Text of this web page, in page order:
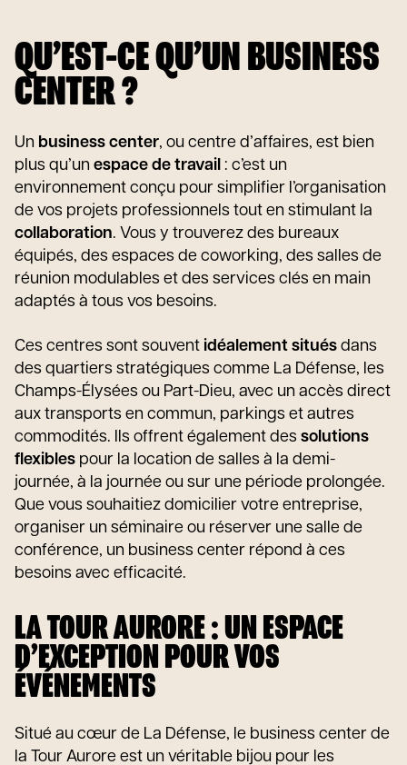
QU’EST-CE QU’UN BUSINESS
CENTER ?
Un business center, ou centre d’affaires, est bien
plus qu’un espace de travail : c’est un
environnement conçu pour simplifier l’organisation
de vos projets professionnels tout en stimulant la
collaboration. Vous y trouverez des bureaux
équipés, des espaces de coworking, des salles de
réunion modulables et des services clés en main
adaptés à tous vos besoins.
Ces centres sont souvent idéalement situés dans
des quartiers stratégiques comme La Défense, les
Champs-Élysées ou Part-Dieu, avec un accès direct
aux transports en commun, parkings et autres
commodités. Ils offrent également des solutions
flexibles pour la location de salles à la demi-
journée, à la journée ou sur une période prolongée.
Que vous souhaitiez domicilier votre entreprise,
organiser un séminaire ou réserver une salle de
conférence, un business center répond à ces
besoins avec efficacité.
LA TOUR AURORE : UN ESPACE
D’EXCEPTION POUR VOS
ÉVÉNEMENTS
Situé au cœur de La Défense, le business center de
la Tour Aurore est un véritable bijou pour les